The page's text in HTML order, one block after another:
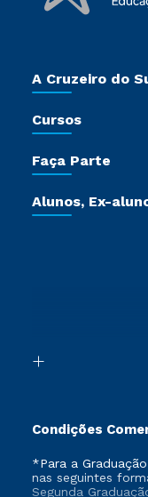
A Cruzeiro do
Sala de Imprensa
Certificadoras
Jornada do Aluno
Cursos
Pós-graduação
Cursos Livres
Faça Parte
Vestibular
Formação
Alunos, Ex-
Condições
*Para a
nas seguintes
Segunda